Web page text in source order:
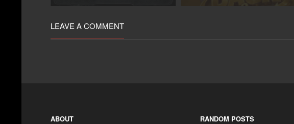
LEAVE A COMMENT
ABOUT RANDOM POSTS